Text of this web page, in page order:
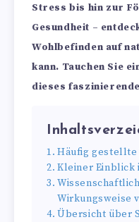
Stress bis hin zur
Gesundheit –
Wohlbefinden auf
kann. Tauchen Sie
dieses
Häufig gestellte
Kleiner Einblick
Wirkungsweise
Übersicht über